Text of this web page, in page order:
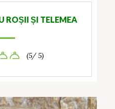
ROȘII ȘI TELEMEA
(5/ 5)